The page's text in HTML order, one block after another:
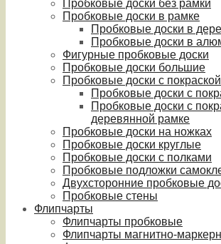
Пробковые доски без рамки
Пробковые доски в рамке
Пробковые доски в
Пробковые доски в
Фигурные пробковые доски
Пробковые доски большие
Пробковые доски с покраской
Пробковые доски с
Пробковые доски с
деревянной рамке
Пробковые доски на ножках
Пробковые доски круглые
Пробковые доски с полками
Пробковые подложки
Двухсторонние пробковые
Пробковые стены
Флипчарты
Флипчарты пробковые
Флипчарты магнитно-